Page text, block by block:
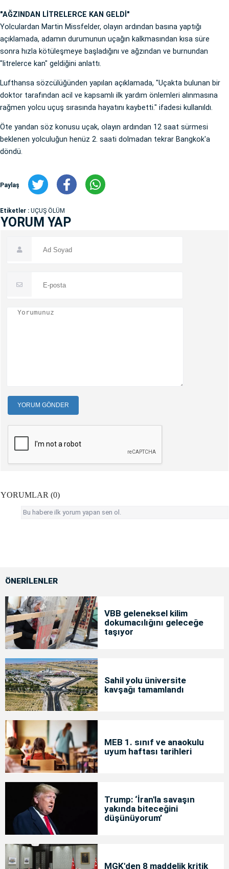
"AĞZINDAN LİTRELERCE KAN GELDİ"
Yolculardan Martin Missfelder, olayın ardından basına yaptığı
açıklamada, adamın durumunun uçağın kalkmasından kısa süre
sonra hızla kötüleşmeye başladığını ve ağzından ve burnundan
"litrelerce kan" geldiğini anlattı.
Lufthansa sözcülüğünden yapılan açıklamada, "Uçakta bulunan bir
doktor tarafından acil ve kapsamlı ilk yardım önlemleri alınmasına
rağmen yolcu uçuş sırasında hayatını kaybetti." ifadesi kullanıldı.
Öte yandan söz konusu uçak, olayın ardından 12 saat sürmesi
beklenen yolculuğun henüz 2. saati dolmadan tekrar Bangkok'a
döndü.
Paylaş
Etiketler : UÇUŞ ÖLÜM
YORUM YAP
YORUM GÖNDER
YORUMLAR (0)
Bu habere ilk yorum yapan sen ol.
ÖNERİLENLER
VBB geleneksel kilim
dokumacılığını geleceğe
taşıyor
Sahil yolu üniversite
kavşağı tamamlandı
MEB 1. sınıf ve anaokulu
uyum haftası tarihleri
Trump: ‘İran'la savaşın
yakında biteceğini
düşünüyorum’
MGK'den 8 maddelik kritik